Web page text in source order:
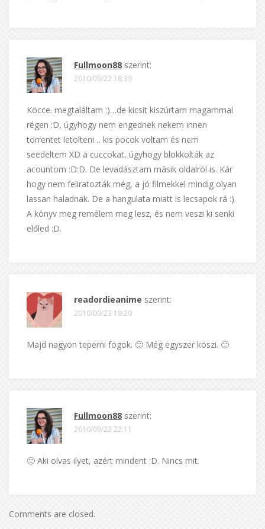
Fullmoon88 szerint:
2010/09/22 18:39
Köcce. megtaláltam :)…de kicsit kiszúrtam magammal
régen :D, úgyhogy nem engednek nekem innen
torrentet letölteni… kis pocok voltam és nem
seedeltem XD a cuccokat, úgyhogy blokkolták az
acountom :D:D. De levadásztam másik oldalról is. Kár
hogy nem feliratozták még, a jó filmekkel mindig olyan
lassan haladnak. De a hangulata miatt is lecsapok rá :).
A könyv meg remélem meg lesz, és nem veszi ki senki
előled :D.
readordieanime szerint:
2010/09/23 19:29
Majd nagyon teperni fogok. 🙂 Még egyszer köszi. 🙂
Fullmoon88 szerint:
2010/09/23 22:11
🙂 Aki olvas ilyet, azért mindent :D. Nincs mit.
Comments are closed.